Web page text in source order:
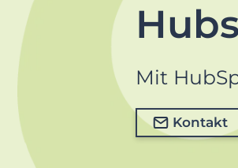
Mit
Kontakt